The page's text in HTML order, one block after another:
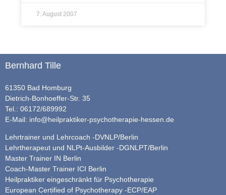
7. August 2007
Bernhard Tille
61350 Bad Homburg
Dietrich-Bonhoeffer-Str. 35
Tel.: 06172/689992
E-Mail: info@heilpraktiker-psychotherapie-hessen.de
Lehrtrainer und Lehrcoach -DVNLP/Berlin
Lehrtherapeut und NLPt-Ausbilder -DGNLPT/Berlin
Master Trainer IN Berlin
Coach-Master Trainer ICI Berlin
Heilpraktiker eingeschränkt für Psychotherapie
European Certified of Psychotherapy -ECP/EAP